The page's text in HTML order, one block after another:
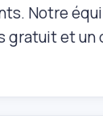
Notre
gratuit et